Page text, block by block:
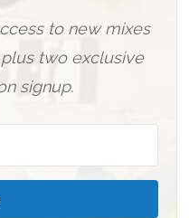
to new mixes
two exclusive
signup.